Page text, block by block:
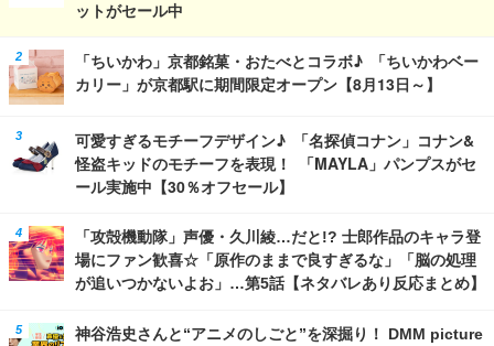
ットがセール中
「ちいかわ」京都銘菓・おたべとコラボ♪ 「ちいかわベー
カリー」が京都駅に期間限定オープン【8月13日～】
可愛すぎるモチーフデザイン♪ 「名探偵コナン」コナン&
怪盗キッドのモチーフを表現！ 「MAYLA」パンプスがセ
ール実施中【30％オフセール】
「攻殻機動隊」声優・久川綾…だと!? 士郎作品のキャラ登
場にファン歓喜☆「原作のままで良すぎるな」「脳の処理
が追いつかないよお」…第5話【ネタバレあり反応まとめ】
神谷浩史さんと“アニメのしごと”を深掘り！ DMM picture